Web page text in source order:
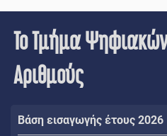
Το Τμήμα
Αριθμούς
Βάση εισαγωγής έτους 2026